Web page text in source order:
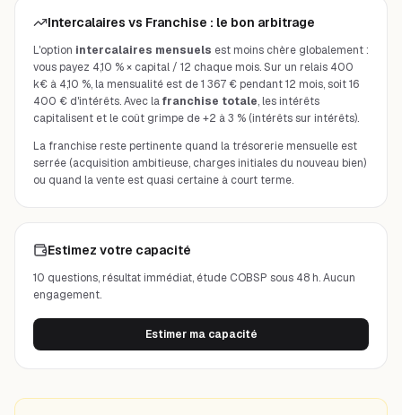
Intercalaires vs Franchise : le bon arbitrage
L'option intercalaires mensuels est moins chère globalement :
vous payez 4,10 % × capital / 12 chaque mois. Sur un relais 400
k€ à 4,10 %, la mensualité est de 1 367 € pendant 12 mois, soit 16
400 € d'intérêts. Avec lafranchise totale, les intérêts
capitalisent et le coût grimpe de +2 à 3 % (intérêts sur intérêts).
La franchise reste pertinente quand la trésorerie mensuelle est
serrée (acquisition ambitieuse, charges initiales du nouveau bien)
ou quand la vente est quasi certaine à court terme.
Estimez votre capacité
10 questions, résultat immédiat, étude COBSP sous 48 h. Aucun
engagement.
Estimer ma capacité